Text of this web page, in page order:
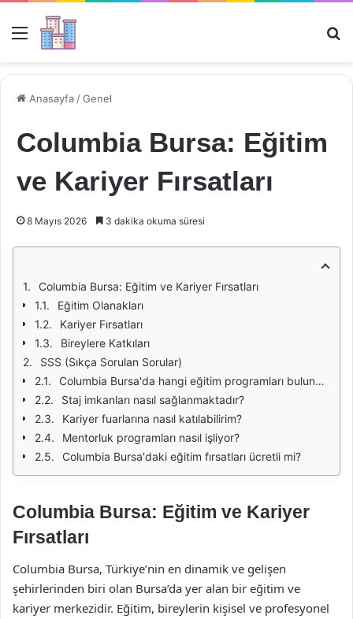
Menü
Anasayfa /Genel
Columbia Bursa: Eğitim
ve Kariyer Fırsatları
8 Mayıs 2026 3 dakika okuma süresi
Columbia Bursa: Eğitim ve Kariyer Fırsatları
Eğitim Olanakları
Kariyer Fırsatları
Bireylere Katkıları
SSS (Sıkça Sorulan Sorular)
Columbia Bursa'da hangi eğitim programları bulunmaktadır?
Staj imkanları nasıl sağlanmaktadır?
Kariyer fuarlarına nasıl katılabilirim?
Mentorluk programları nasıl işliyor?
Columbia Bursa'daki eğitim fırsatları ücretli mi?
Columbia Bursa: Eğitim ve Kariyer
Fırsatları
Columbia Bursa, Türkiye’nin en dinamik ve gelişen
şehirlerinden biri olan Bursa’da yer alan bir eğitim ve
kariyer merkezidir. Eğitim, bireylerin kişisel ve profesyonel